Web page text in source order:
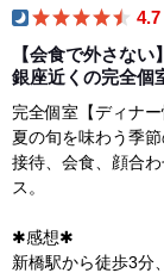
4.7
【会食で外さな
銀座近くの完全個
完全個室【ディナー
夏の旬を味わう季節
接待、会食、顔合
ス。
✱感想✱
新橋駅から徒歩3分